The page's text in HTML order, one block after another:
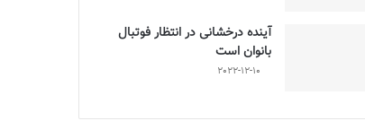
آینده درخشانی در انتظار فوتبال
بانوان است
2022-12-10